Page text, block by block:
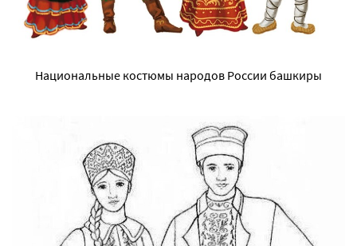
Национальные костюмы народов России башкиры